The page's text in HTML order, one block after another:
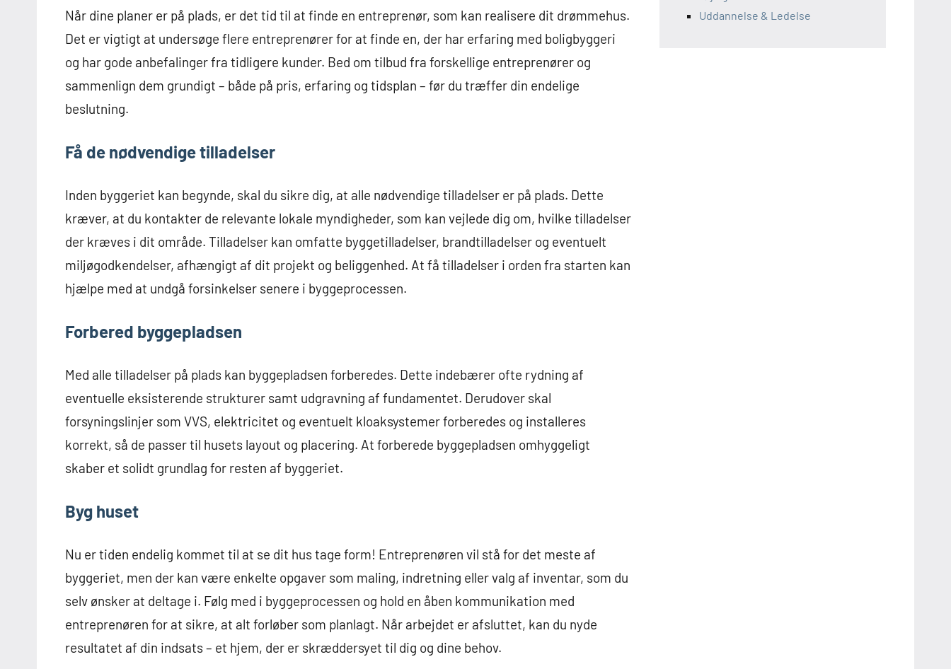
Når dine planer er på plads, er det tid til at finde en entreprenør, som kan realisere dit drømmehus.
Det er vigtigt at undersøge flere entreprenører for at finde en, der har erfaring med boligbyggeri
og har gode anbefalinger fra tidligere kunder. Bed om tilbud fra forskellige entreprenører og
sammenlign dem grundigt – både på pris, erfaring og tidsplan – før du træffer din endelige
beslutning.
Få de nødvendige tilladelser
Inden byggeriet kan begynde, skal du sikre dig, at alle nødvendige tilladelser er på plads. Dette
kræver, at du kontakter de relevante lokale myndigheder, som kan vejlede dig om, hvilke tilladelser
der kræves i dit område. Tilladelser kan omfatte byggetilladelser, brandtilladelser og eventuelt
miljøgodkendelser, afhængigt af dit projekt og beliggenhed. At få tilladelser i orden fra starten kan
hjælpe med at undgå forsinkelser senere i byggeprocessen.
Forbered byggepladsen
Med alle tilladelser på plads kan byggepladsen forberedes. Dette indebærer ofte rydning af
eventuelle eksisterende strukturer samt udgravning af fundamentet. Derudover skal
forsyningslinjer som VVS, elektricitet og eventuelt kloaksystemer forberedes og installeres
korrekt, så de passer til husets layout og placering. At forberede byggepladsen omhyggeligt
skaber et solidt grundlag for resten af byggeriet.
Byg huset
Nu er tiden endelig kommet til at se dit hus tage form! Entreprenøren vil stå for det meste af
byggeriet, men der kan være enkelte opgaver som maling, indretning eller valg af inventar, som du
selv ønsker at deltage i. Følg med i byggeprocessen og hold en åben kommunikation med
entreprenøren for at sikre, at alt forløber som planlagt. Når arbejdet er afsluttet, kan du nyde
resultatet af din indsats – et hjem, der er skræddersyet til dig og dine behov.
Uddannelse & Ledelse